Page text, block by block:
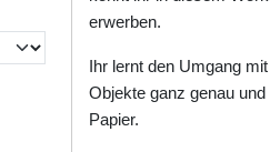
erwerben.
Ihr lernt den Umgang
Objekte ganz genau
Papier.